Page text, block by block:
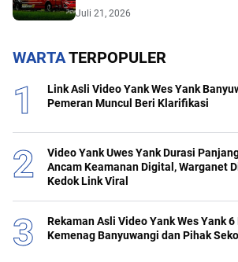
Juli 21, 2026
WARTATERPOPULER
Link Asli Video Yank Wes Yank
Pemeran Muncul Beri Klarifikasi
Video Yank Uwes Yank Durasi
Ancam Keamanan Digital, Warganet
Kedok Link Viral
Rekaman Asli Video Yank Wes Yank
Kemenag Banyuwangi dan Pihak